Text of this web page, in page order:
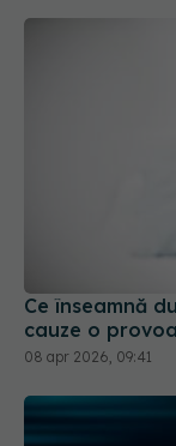
Ce înseamnă
cauze o
08 apr 2026, 09:41